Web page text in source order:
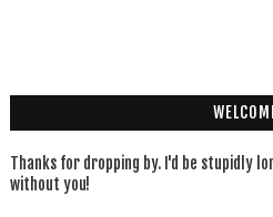
Thanks for dropping by. I'd be stupidly
without you!